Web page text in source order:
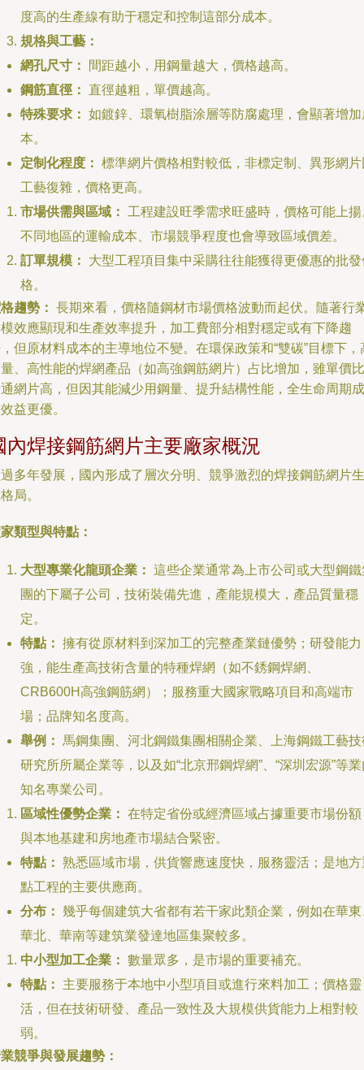
度高的生產線有助于穩定和控制這部分成本。
規格與工藝：
網孔尺寸：
間距越小，用鋼量越大，價格越高。
鋼筋直徑： 直徑越粗，單價越高。
特殊要求： 如鍍鋅、環氧樹脂涂層等防腐處理，會顯著增加
本。
定制化程度： 標準網片價格相對較低，非標定制、異形網片
工藝復雜，價格更高。
市場供需與區域：
工程建設旺季需求旺盛時，價格可能上揚
不同地區的運輸成本、市場競爭程度也會導致區域價差。
訂單規模：
大型工程項目集中采購往往能獲得更優惠的批發
格。
趨勢： 長期來看，價格隨鋼材市場價格波動而起伏。隨著行
效應顯現和生產效率提升，加工費部分相對穩定或有下降趨
但原材料成本的主導地位不變。在環保政策和“雙碳”目標下，
、高性能的焊網產品（如高強鋼筋網片）占比增加，雖單價比
網片高，但因其能減少用鋼量、提升結構性能，全生命周期成
益更優。
內焊接鋼筋網片主要廠家概況
多年發展，國內形成了層次分明、競爭激烈的焊接鋼筋網片生
局。
類型與特點：
大型專業化龍頭企業： 這些企業通常為上市公司或大型鋼鐵
團的下屬子公司，技術裝備先進，產能規模大，產品質量穩
定。
特點： 擁有從原材料到深加工的完整產業鏈優勢；研發能力
強，能生產高技術含量的特種焊網（如不銹鋼焊網、
CRB600H高強鋼筋網）；服務重大國家戰略項目和高端市
場；品牌知名度高。
舉例：
馬鋼集團、河北鋼鐵集團相關企業、上海鋼鐵工藝技
研究所所屬企業等，以及如“北京邢鋼焊網”、“深圳宏源”等
知名專業公司。
區域性優勢企業： 在特定省份或經濟區域占據重要市場份額
與本地基建和房地產市場結合緊密。
特點： 熟悉區域市場，供貨響應速度快，服務靈活；是地方
點工程的主要供應商。
分布： 幾乎每個建筑大省都有若干家此類企業，例如在華東
華北、華南等建筑業發達地區集聚較多。
中小型加工企業： 數量眾多，是市場的重要補充。
特點：
主要服務于本地中小型項目或進行來料加工；價格靈
活，但在技術研發、產品一致性及大規模供貨能力上相對較
弱。
競爭與發展趨勢：